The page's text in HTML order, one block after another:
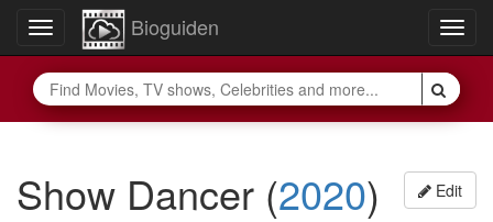
Toggle
navigation
Bioguiden
Edit
Show Dancer (2020)